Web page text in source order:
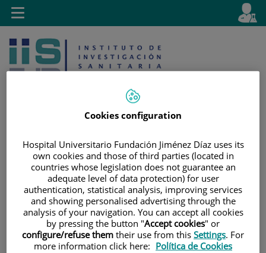
Saltar al contenido
contenido
Selector
activo
es
Buscar
Toggle
navigation
Cookies configuration
Hospital Universitario Fundación Jiménez Díaz uses its
own cookies and those of third parties (located in
countries whose legislation does not guarantee an
adequate level of data protection) for user
authentication, statistical analysis, improving services
and showing personalised advertising through the
analysis of your navigation. You can accept all cookies
by pressing the button "Accept cookies" or
configure/refuse them their use from this Settings. For
more information click here: Política de Cookies